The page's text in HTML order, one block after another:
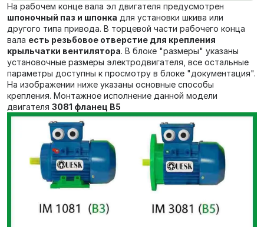
На рабочем конце вала эл двигателя предусмотрен
шпоночный паз и шпонка для установки шкива или
другого типа привода. В торцевой части рабочего конца
вала есть резьбовое отверстие для крепления
крыльчатки вентилятора. В блоке "размеры" указаны
установочные размеры электродвигателя, все остальные
параметры доступны к просмотру в блоке "документация".
На изображении ниже указаны основные способы
крепления. Монтажное исполнение данной модели
двигателя 3081 фланец В5